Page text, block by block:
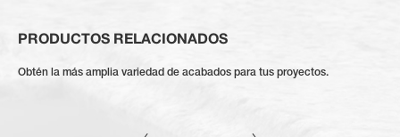
PRODUCTOS RELACIONADOS
Obtén la más amplia variedad de acabados para tus proyectos.